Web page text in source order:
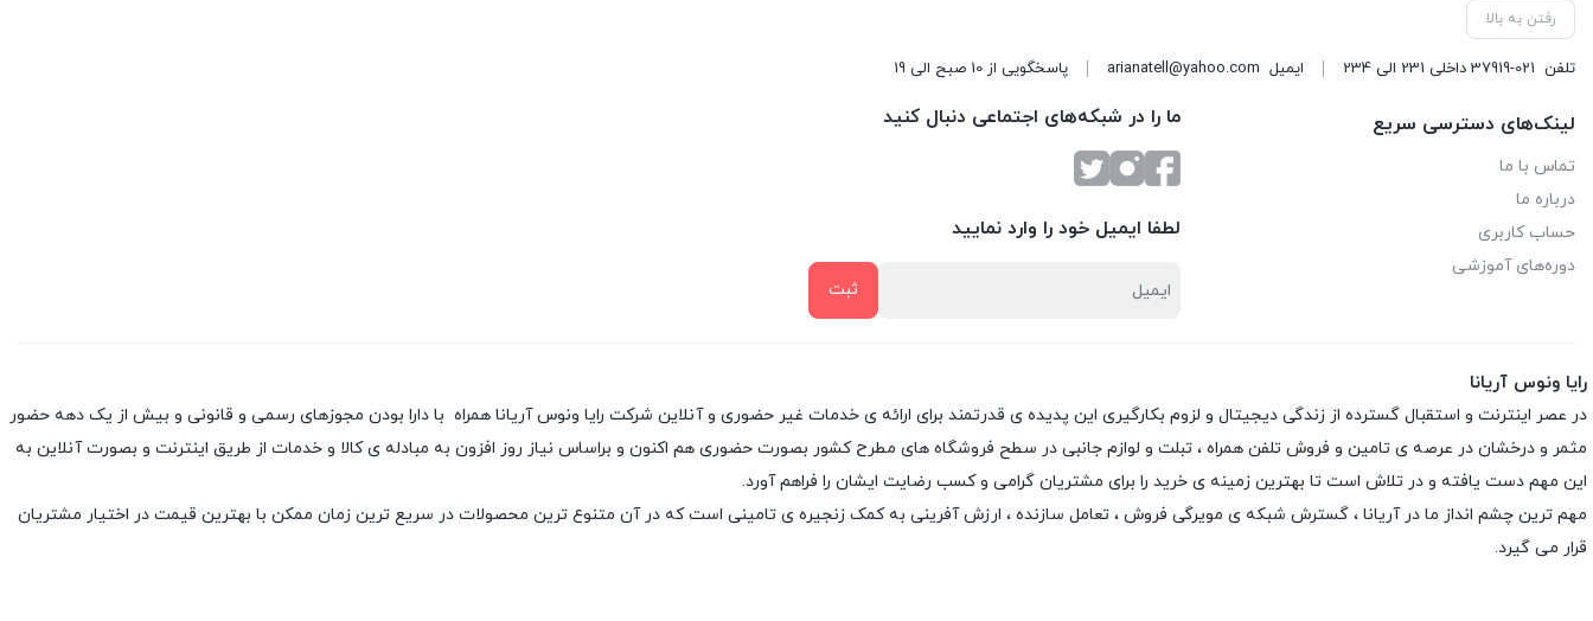
رفتن به بالا
تلفن 37919-021 داخلی 231 الی 234 ایمیل arianatell@yahoo.com پاسخگویی از 10 صبح الی 19
لینک‌های دسترسی سریع
تماس با ما
درباره ما
حساب کاربری
دوره‌های آموزشی
ما را در شبکه‌های اجتماعی دنبال کنید
لطفا ایمیل خود را وارد نمایید
رایا ونوس آریانا
در عصر اینترنت و استقبال گسترده از زندگی دیجیتال و لزوم بکارگیری این پدیده ی قدرتمند برای ارائه ی خدمات غیر حضوری و آنلاین شرکت رایا ونوس آریانا همراه با دارا بودن مجوزهای رسمی و قانونی و بیش از یک دهه حضور
مثمر و درخشان در عرصه ی تامین و فروش تلفن همراه ، تبلت و لوازم جانبی در سطح فروشگاه های مطرح کشور بصورت حضوری هم اکنون و براساس نیاز روز افزون به مبادله ی کالا و خدمات از طریق اینترنت و بصورت آنلاین به
این مهم دست یافته و در تلاش است تا بهترین زمینه ی خرید را برای مشتریان گرامی و کسب رضایت ایشان را فراهم آورد.
مهم ترین چشم انداز ما در آریانا ، گسترش شبکه ی مویرگی فروش ، تعامل سازنده ، ارزش آفرینی به کمک زنجیره ی تامینی است که در آن متنوع ترین محصولات در سریع ترین زمان ممکن با بهترین قیمت در اختیار مشتریان
قرار می گیرد.